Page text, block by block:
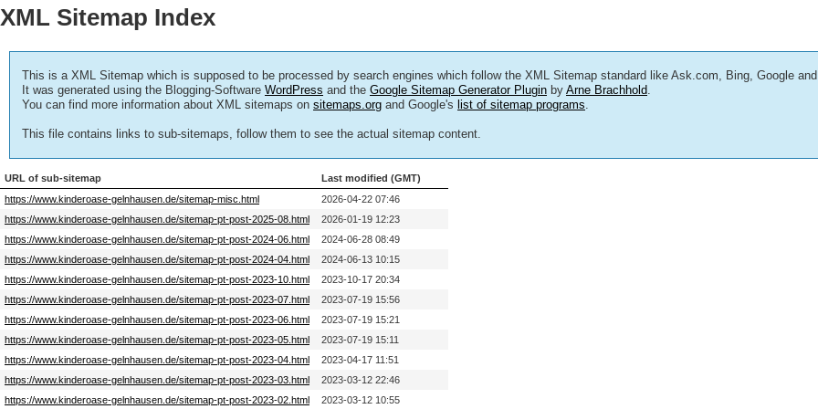
XML Sitemap Index
This is a XML Sitemap which is supposed to be processed by search engines which follow the XML Sitemap standard like Ask.com, Bing, Google and
It was generated using the Blogging-Software WordPress and the Google Sitemap Generator Plugin by Arne Brachhold.
You can find more information about XML sitemaps on sitemaps.org and Google's list of sitemap programs.
This file contains links to sub-sitemaps, follow them to see the actual sitemap content.
URL of sub-sitemap
Last modified (GMT)
https://www.kinderoase-gelnhausen.de/sitemap-misc.html
2026-04-22 07:46
https://www.kinderoase-gelnhausen.de/sitemap-pt-post-2025-08.html
2026-01-19 12:23
https://www.kinderoase-gelnhausen.de/sitemap-pt-post-2024-06.html
2024-06-28 08:49
https://www.kinderoase-gelnhausen.de/sitemap-pt-post-2024-04.html
2024-06-13 10:15
https://www.kinderoase-gelnhausen.de/sitemap-pt-post-2023-10.html
2023-10-17 20:34
https://www.kinderoase-gelnhausen.de/sitemap-pt-post-2023-07.html
2023-07-19 15:56
https://www.kinderoase-gelnhausen.de/sitemap-pt-post-2023-06.html
2023-07-19 15:21
https://www.kinderoase-gelnhausen.de/sitemap-pt-post-2023-05.html
2023-07-19 15:11
https://www.kinderoase-gelnhausen.de/sitemap-pt-post-2023-04.html
2023-04-17 11:51
https://www.kinderoase-gelnhausen.de/sitemap-pt-post-2023-03.html
2023-03-12 22:46
https://www.kinderoase-gelnhausen.de/sitemap-pt-post-2023-02.html
2023-03-12 10:55